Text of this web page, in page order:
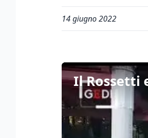
14 giugno 2022
Il Rossetti